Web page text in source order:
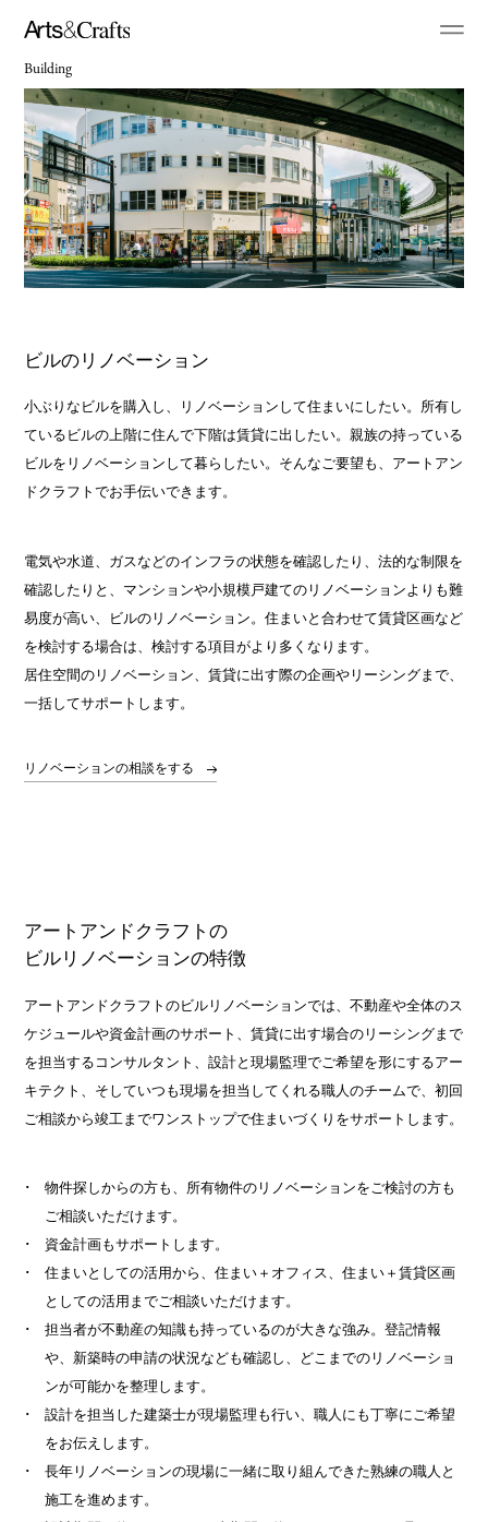
Building
ビルのリノベーション
小ぶりなビルを購入し、リノベーションして住まいにしたい。所有し
ているビルの上階に住んで下階は賃貸に出したい。親族の持っている
ビルをリノベーションして暮らしたい。そんなご要望も、アートアン
ドクラフトでお手伝いできます。
電気や水道、ガスなどのインフラの状態を確認したり、法的な制限を
確認したりと、マンションや小規模戸建てのリノベーションよりも難
易度が高い、ビルのリノベーション。住まいと合わせて賃貸区画など
を検討する場合は、検討する項目がより多くなります。
居住空間のリノベーション、賃貸に出す際の企画やリーシングまで、
一括してサポートします。
リノベーションの相談をする
アートアンドクラフトの
ビルリノベーションの特徴
アートアンドクラフトのビルリノベーションでは、不動産や全体のス
ケジュールや資金計画のサポート、賃貸に出す場合のリーシングまで
を担当するコンサルタント、設計と現場監理でご希望を形にするアー
キテクト、そしていつも現場を担当してくれる職人のチームで、初回
ご相談から竣工までワンストップで住まいづくりをサポートします。
物件探しからの方も、所有物件のリノベーションをご検討の方も
ご相談いただけます。
資金計画もサポートします。
住まいとしての活用から、住まい＋オフィス、住まい＋賃貸区画
としての活用までご相談いただけます。
担当者が不動産の知識も持っているのが大きな強み。登記情報
や、新築時の申請の状況なども確認し、どこまでのリノベーショ
ンが可能かを整理します。
設計を担当した建築士が現場監理も行い、職人にも丁寧にご希望
をお伝えします。
長年リノベーションの現場に一緒に取り組んできた熟練の職人と
施工を進めます。